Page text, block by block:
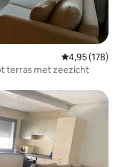
Gemiddelde
4,95 (178)
terras met zeezicht